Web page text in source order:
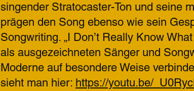
singender Stratocaster-Ton und seine
prägen den Song ebenso wie sein
Songwriting. „I Don’t Really Know
als ausgezeichneten Sänger und
Moderne auf besondere Weise
sieht man hier: https://youtu.be/